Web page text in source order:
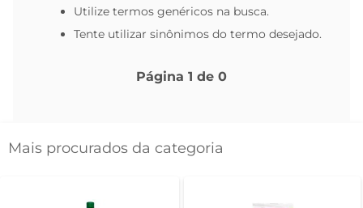
Utilize termos genéricos na busca.
Tente utilizar sinônimos do termo desejado.
Página 1 de 0
Mais procurados da categoria